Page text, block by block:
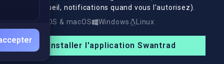
l’écran d’accueil, notifications quand vous l’autorisez).
iOS & macOS Windows Linux
Installer l'application Swantrad